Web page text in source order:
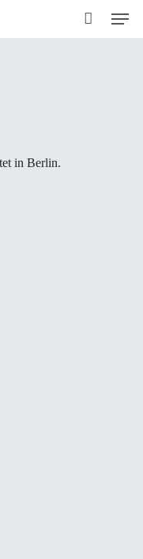
Menu
in Berlin.